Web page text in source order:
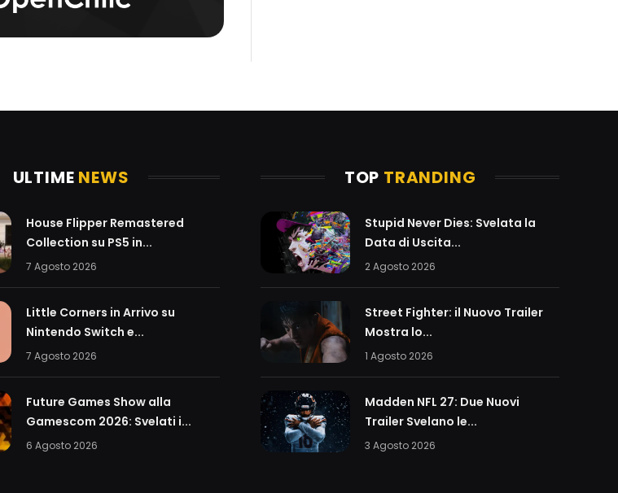
ULTIME NEWS
House Flipper Remastered
Collection su PS5 in...
7 Agosto 2026
Little Corners in Arrivo su
Nintendo Switch e...
7 Agosto 2026
Future Games Show alla
Gamescom 2026: Svelati i...
6 Agosto 2026
TOP TRANDING
Stupid Never Dies: Svelata la
Data di Uscita...
2 Agosto 2026
Street Fighter: il Nuovo Trailer
Mostra lo...
1 Agosto 2026
Madden NFL 27: Due Nuovi
Trailer Svelano le...
3 Agosto 2026